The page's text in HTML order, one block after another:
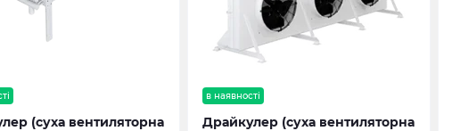
(суха вентиляторна
в наявності
Драйкулер (суха вентиляторна